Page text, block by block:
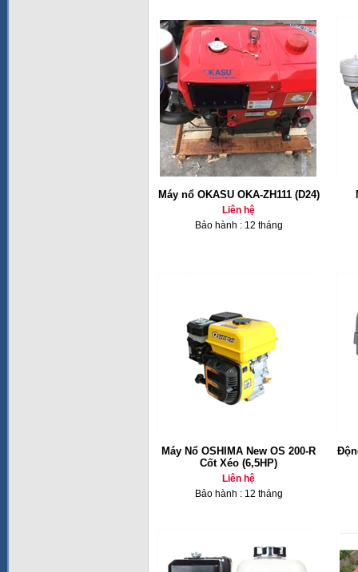
Máy nổ OKASU OKA-ZH111 (D24)
Liên hệ
Bảo hành : 12 tháng
Máy Nổ OSHIMA New OS 200-R
Cốt Xéo (6,5HP)
Liên hệ
Bảo hành : 12 tháng